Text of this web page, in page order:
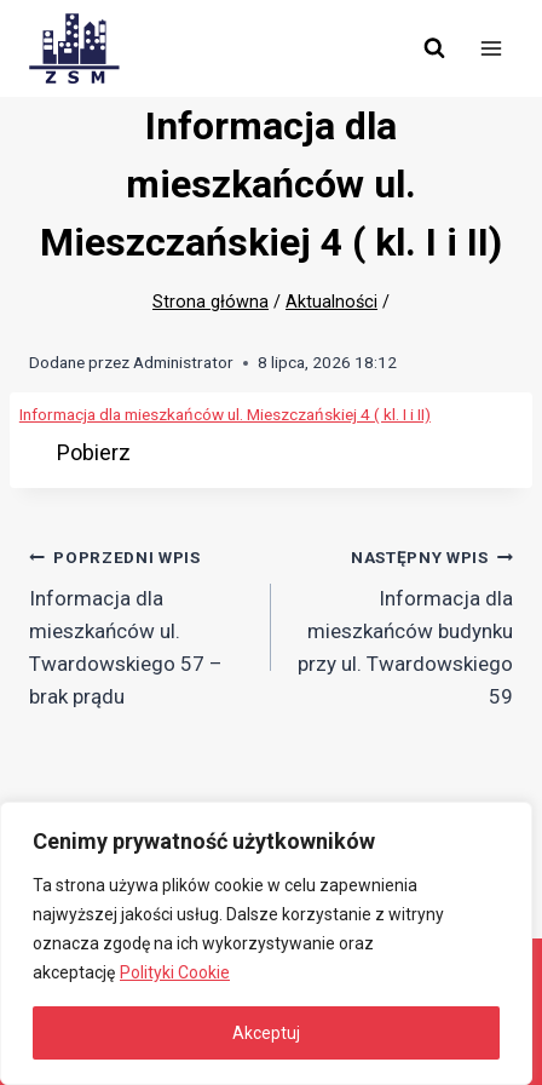
Cenimy prywatność użytkowników
Ta strona używa plików cookie w celu zapewnienia
najwyższej jakości usług. Dalsze korzystanie z witryny
oznacza zgodę na ich wykorzystywanie oraz
akceptację Polityki Cookie
Akceptuj
content
Informacja dla
mieszkańców ul.
Mieszczańskiej 4 ( kl. I i II)
Strona główna / Aktualności /
Dodane przezAdministrator 8 lipca, 2026 18:12
Informacja dla mieszkańców ul. Mieszczańskiej 4 ( kl. I i II)
Pobierz
Nawigacja
wpisu
POPRZEDNI WPIS
Informacja dla
mieszkańców ul.
Twardowskiego 57 –
brak prądu
NASTĘPNY WPIS
Informacja dla
mieszkańców budynku
przy ul. Twardowskiego
59
© 2026 Związkowa Spółdzielnia Mieszkaniowa